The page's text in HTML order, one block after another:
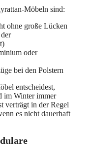
Möbeln sind:
ohne große Lücken
oder
bei den Polstern
entscheidest,
im Winter immer
verträgt in der Regel
es nicht dauerhaft